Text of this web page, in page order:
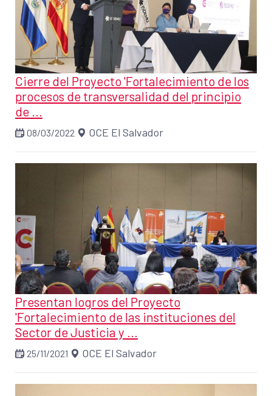
Cierre del Proyecto 'Fortalecimiento de los
procesos de transversalidad del principio
de ...
08/03/2022 OCE El Salvador
Presentan logros del Proyecto
'Fortalecimiento de las instituciones del
Sector de Justicia y ...
25/11/2021 OCE El Salvador